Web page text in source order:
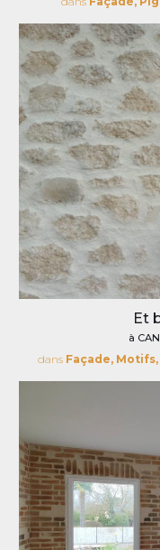
Et
à
dans Façade, Motifs,